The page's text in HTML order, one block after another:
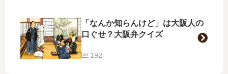
「なんか知らんけど」は大阪人の
口ぐせ？大阪弁クイズ
192